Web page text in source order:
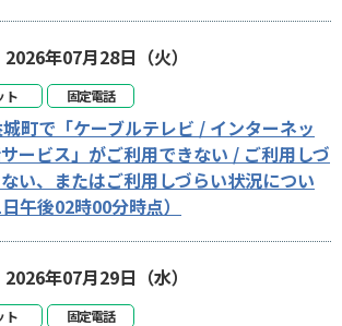
2026年07月28日（火）
ト 固定電話
城町で「ケーブルテレビ / インターネッ
ービス」がご利用できない / ご利用しづ
い、またはご利用しづらい状況につい
午後02時00分時点）
2026年07月29日（水）
ト 固定電話